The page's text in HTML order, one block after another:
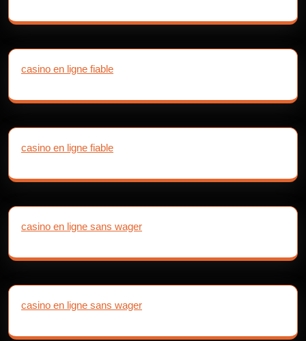
casino en ligne fiable
casino en ligne fiable
casino en ligne sans wager
casino en ligne sans wager